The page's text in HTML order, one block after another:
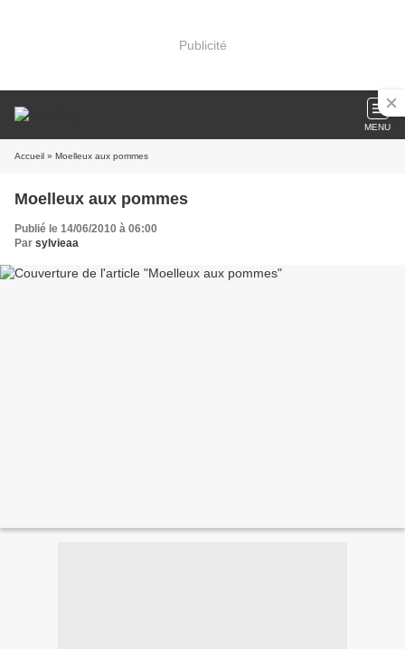
Publicité
MENU
Accueil » Moelleux aux pommes
Moelleux aux pommes
Publié le 14/06/2010 à 06:00
Par sylvieaa